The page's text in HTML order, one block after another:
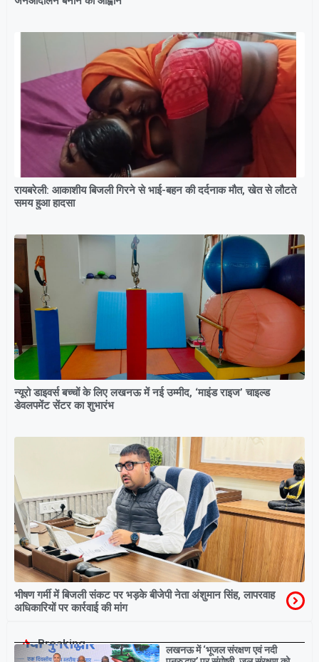
रायबरेली: आकाशीय बिजली गिरने से भाई-बहन की दर्दनाक मौत, खेत से लौटते
समय हुआ हादसा
न्यूरो डाइवर्स बच्चों के लिए लखनऊ में नई उम्मीद, ‘माइंड राइज’ चाइल्ड
डेवलपमेंट सेंटर का शुभारंभ
भीषण गर्मी में बिजली संकट पर भड़के बीजेपी नेता अंशुमान सिंह, लापरवाह
अधिकारियों पर कार्रवाई की मांग
Breaking
लखनऊ में ‘भूजल संरक्षण एवं नदी